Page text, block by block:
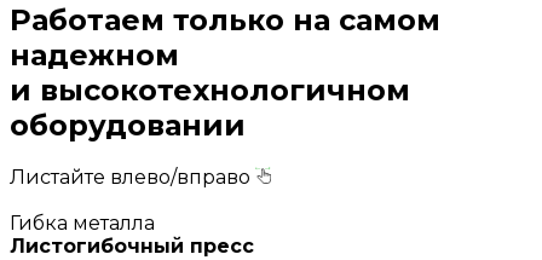
Работаем только на самом
надежном
и высокотехнологичном
оборудовании
Листайте влево/вправо
Гибка металла
Листогибочный пресс